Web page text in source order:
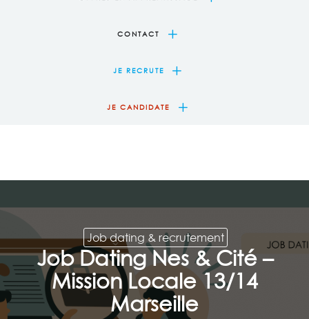
L
CONTACT
L
JE RECRUTE
L
JE CANDIDATE
Job dating & recrutement
Job Dating Nes & Cité –
Mission Locale 13/14
Marseille